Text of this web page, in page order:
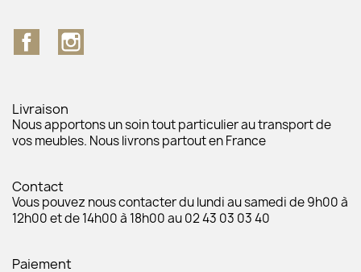
Facebook
Livraison
Nous apportons un soin tout particulier au transport de
vos meubles. Nous livrons partout en France
Contact
Vous pouvez nous contacter du lundi au samedi de 9h00 à
12h00 et de 14h00 à 18h00 au 02 43 03 03 40
Paiement